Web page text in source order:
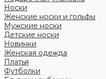
Носки
Женские носки и гольфы
Мужские носки
Детские носки
Новинки
Женская одежда
Платья
Футболки